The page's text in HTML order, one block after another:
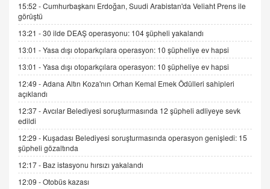
Kişisel verilerin korunması ve dijital hukukun
gelişimi
15.09.2025 16:17
SEHER EREK
Kış Ayları Geldi, Hangi Önlemler Alınmalı?
9.12.2025 10:11
İNCİ GÜL AKÖL
Trump Keşke Adana'yı da Ziyaret Etse...
06.07.2026 13:00
15:52 -Cumhurbaşkanı Erdoğan, Suudi Arabistan'da Veliaht Prens ile
görüştü
13:21 -30 ilde DEAŞ operasyonu: 104 şüpheli yakalandı
13:01 -Yasa dışı otoparkçılara operasyon: 10 şüpheliye ev hapsi
13:01 -Yasa dışı otoparkçılara operasyon: 10 şüpheliye ev hapsi
12:49 -Adana Altın Koza'nın Orhan Kemal Emek Ödülleri sahipleri
açıklandı
12:37 -Avcılar Belediyesi soruşturmasında 12 şüpheli adliyeye sevk
edildi
12:29 - Kuşadası Belediyesi soruşturmasında operasyon genişledi: 15
şüpheli gözaltında
12:17 - Baz istasyonu hırsızı yakalandı
12:09 -Otobüs kazası